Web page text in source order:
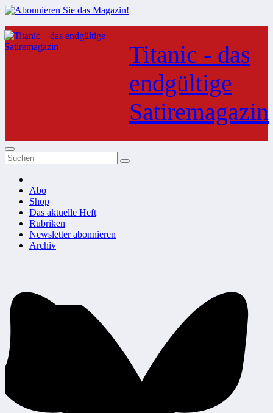
Zum
Inhalt
springen
Titanic - das
endgültige
Satiremagazin
Abo
Shop
Das aktuelle Heft
Rubriken
Newsletter abonnieren
Archiv